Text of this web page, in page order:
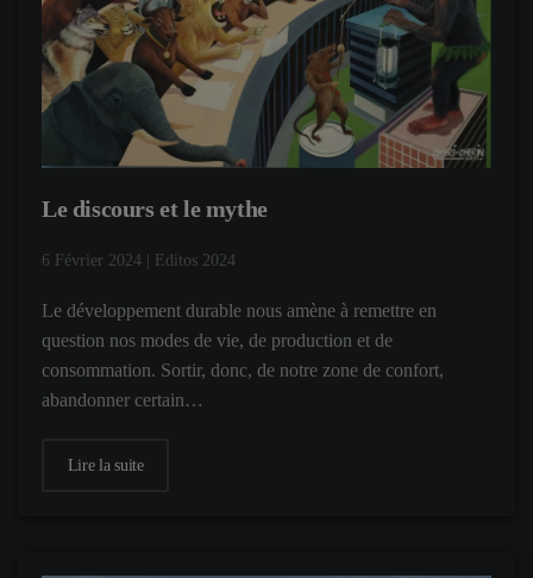
Le discours et le mythe
6 Février 2024 Editos 2024
Le développement durable nous amène à remettre en
question nos modes de vie, de production et de
consommation. Sortir, donc, de notre zone de confort,
abandonner certain…
Lire la suite